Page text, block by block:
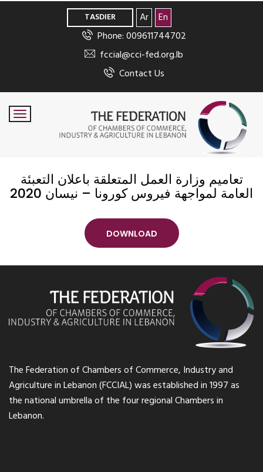
TASDIER Ar
En
Phone: 009611744702
fccial@cci-fed.org.lb
Contact Us
تعاميم وزارة العمل المتعلقة باعلان التعبئة
العامة لمواجهة فيروس كورونا – نيسان 2020
DOWNLOAD
The Federation of Chambers of Commerce, Industry and
Agriculture in Lebanon (FCCIAL) was established in 1997 as
the national umbrella of the four regional Chambers in
Lebanon.